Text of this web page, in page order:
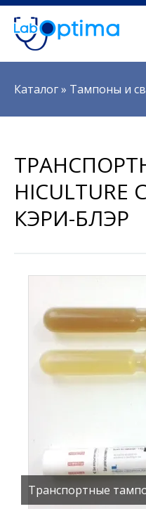
Вы здесь
Каталог» Тампоны и
КЭРИ-БЛЭР
Транспортные